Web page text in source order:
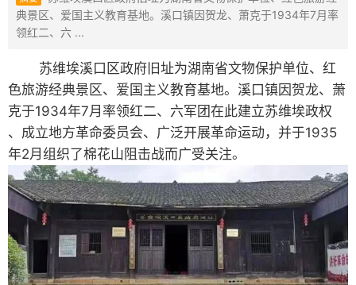
典景区、爱国主义教育基地。溪口镇因贺龙、萧克于1934年7月率
领红二、六 ...
苏维埃溪口区政府旧址为湖南省文物保护单位、红
色旅游经典景区、爱国主义教育基地。溪口镇因贺龙、萧
克于1934年7月率领红二、六军团在此建立苏维埃政权
、成立地方革命委员会、广泛开展革命运动，并于1935
年2月组织了棉花山阻击战而广受关注。